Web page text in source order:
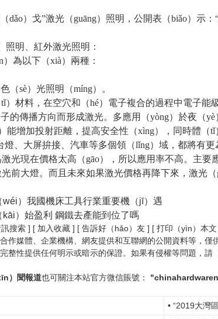
dǎo）戈”激光（guāng）照明，公開表（biǎo）示
照明、紅外激光照明：
為以下（xià）兩種：
（sè）光照明（míng）。
）材料，在空穴和（hé）電子複合的過程中電子
的傳播方向而形成激光。多應用（yòng）於夜（
增加投射距離，提高安全性（xìng），同時體
、大屏拚接、汽車等多個領（lǐng）域，都將有
光現在價格太高（gāo），所以應用率不高。主
前大燈。而且未來如果激光價格再降下來，激光
）我國機床工具行業重要機（jī）遇
）始盈利 鋼鐵去產能到位了嗎
訊搜索 ] [ 加入收藏 ] [ 告訴好（hǎo）友 ] [ 打印（yìn）本
作媒體、企業機構、網友提供和互聯網的公開資料等，
整性提供任何明示或暗示的保證。如果有侵權等問題，
）聞報道也可關注本站官方微信賬號：
• “2019大灣